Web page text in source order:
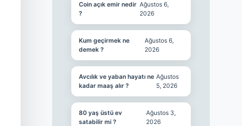
Coin açık emir nedir
?
Ağustos 6,
2026
Kum geçirmek ne
demek ?
Ağustos 6,
2026
Avcılık ve yaban hayatı ne
kadar maaş alır ?
Ağustos
5, 2026
80 yaş üstü ev
satabilir mi ?
Ağustos 3,
2026